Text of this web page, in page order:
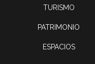
TURISMO
PATRIMONIO
ESPACIOS